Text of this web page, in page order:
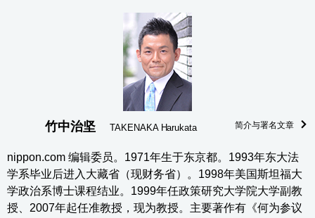
竹中治坚 TAKENAKA Harukata 简介与署名文章
nippon.com 编辑委员。1971年生于东京都。1993年东大法
学系毕业后进入大藏省（现财务省）。1998年美国斯坦福大
学政治系博士课程结业。1999年任政策研究大学院大学副教
授、2007年起任准教授，现为教授。主要著作有《何为参议